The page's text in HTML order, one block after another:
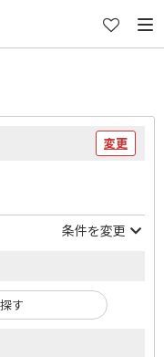
変更
条件を変更
す